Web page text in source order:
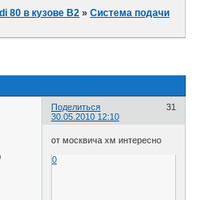
80 в кузове В2 »Система подачи
Поделиться
31
30.05.2010 12:10
от москвича хм интересно
0